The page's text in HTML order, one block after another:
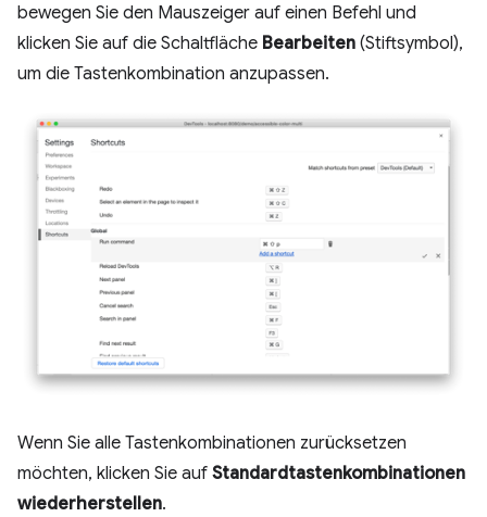
bewegen Sie den Mauszeiger auf einen Befehl und
klicken Sie auf die Schaltfläche Bearbeiten (Stiftsymbol),
um die Tastenkombination anzupassen.
Wenn Sie alle Tastenkombinationen zurücksetzen
möchten, klicken Sie auf Standardtastenkombinationen
wiederherstellen.